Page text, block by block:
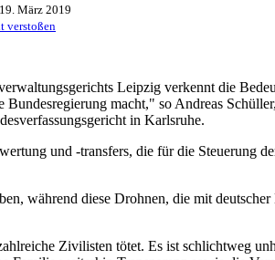
März 2019
verstoßen
Leipzig verkennt die
Bundesregierung macht," so Andreas
in Karlsruhe.
und -transfers, die für die Steuerung
während diese Drohnen, die mit
Zivilisten tötet. Es ist schlichtweg